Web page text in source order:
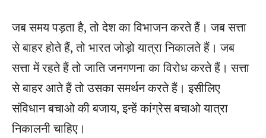
जब समय पड़ता है, तो देश का विभाजन करते हैं। जब सत्ता
से बाहर होते हैं, तो भारत जोड़ो यात्रा निकालते हैं। जब
सत्ता में रहते हैं तो जाति जनगणना का विरोध करते हैं। सत्ता
से बाहर आते हैं तो उसका समर्थन करते हैं। इसीलिए
संविधान बचाओ की बजाय, इन्हें कांग्रेस बचाओ यात्रा
निकालनी चाहिए।